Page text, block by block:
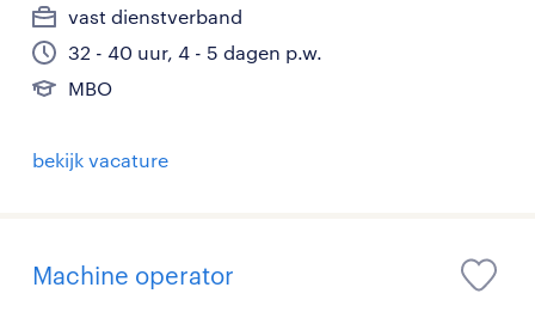
vast dienstverband
32 - 40 uur, 4 - 5 dagen p.w.
MBO
bekijk vacature
Machine operator